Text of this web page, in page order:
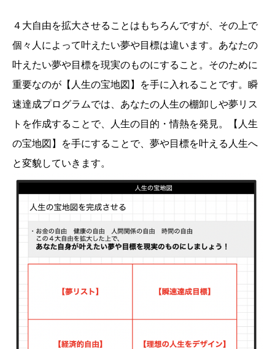
４大自由を拡大させることはもちろんですが、その上で
個々人によって叶えたい夢や目標は違います。あなたの
叶えたい夢や目標を現実のものにすること。そのために
重要なのが【人生の宝地図】を手に入れることです。瞬
速達成プログラムでは、あなたの人生の棚卸しや夢リス
トを作成することで、人生の目的・情熱を発見。【人生
の宝地図】を手にすることで、夢や目標を叶える人生へ
と変貌していきます。